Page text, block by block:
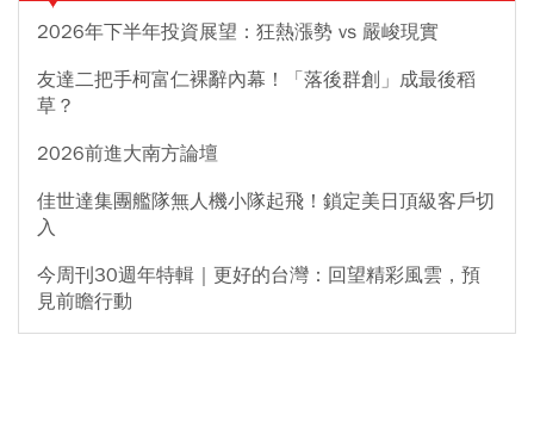
2026年下半年投資展望：狂熱漲勢 vs 嚴峻現實
友達二把手柯富仁裸辭內幕！「落後群創」成最後稻
草？
2026前進大南方論壇
佳世達集團艦隊無人機小隊起飛！鎖定美日頂級客戶切
入
今周刊30週年特輯｜更好的台灣：回望精彩風雲，預
見前瞻行動